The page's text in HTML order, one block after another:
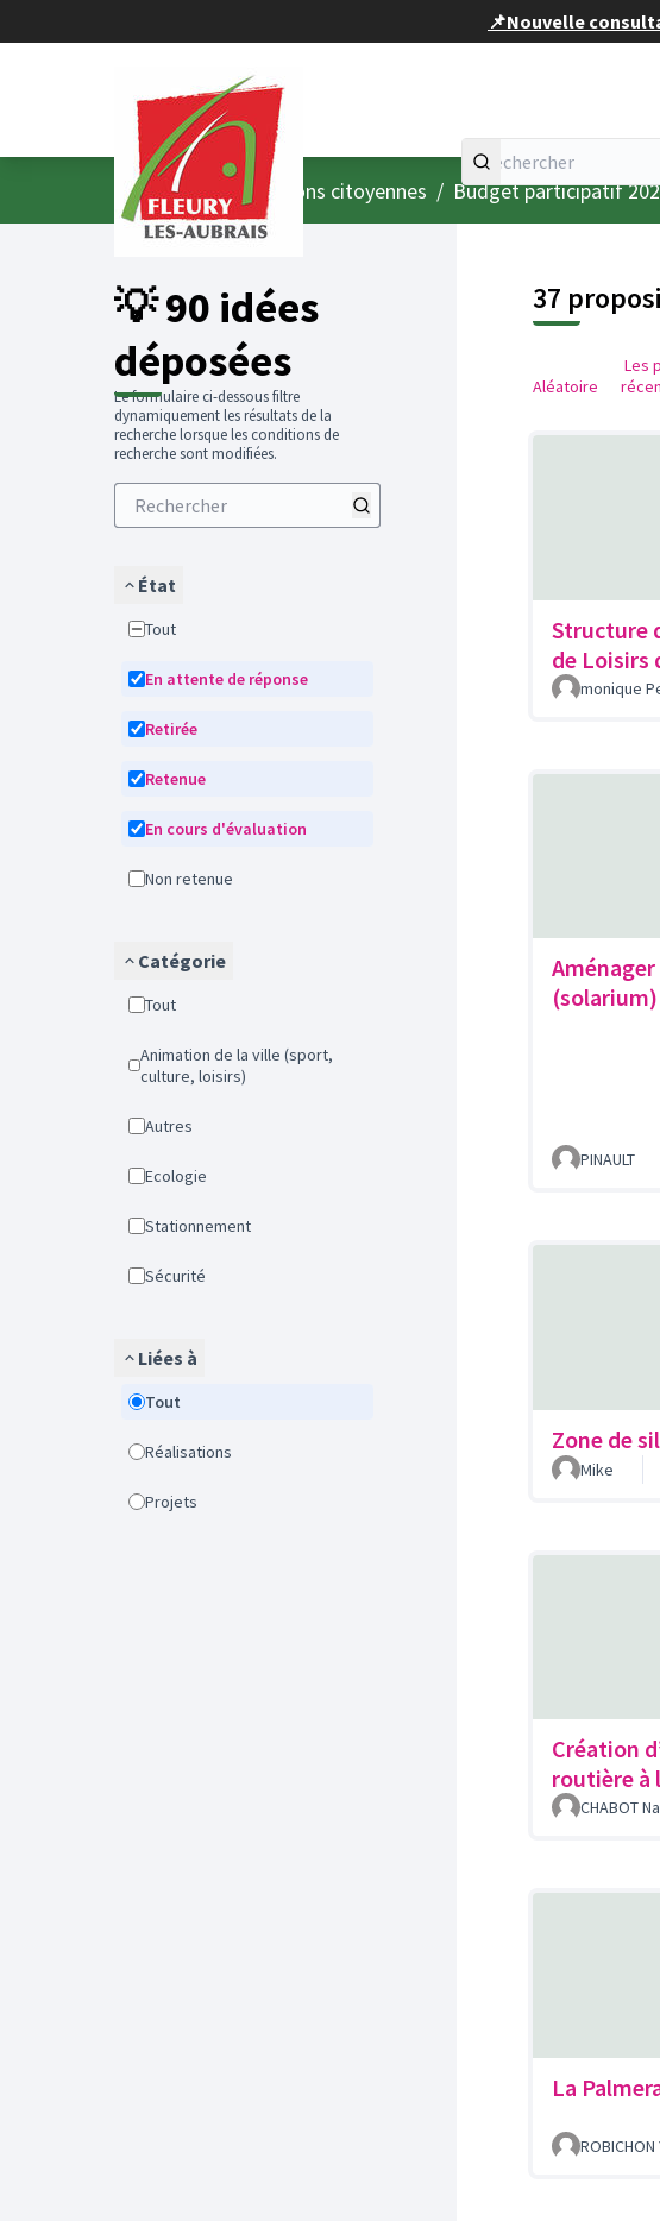
📌Nouvelle
AccueilMenu principal
/ Consultations citoyennes / Budget participatif
💡 90 idées
déposées
Le formulaire ci-dessous filtre
dynamiquement les résultats de la
recherche lorsque les conditions de
recherche sont modifiées.
État
Tout
En attente de réponse
Retirée
Retenue
En cours d'évaluation
Non retenue
Catégorie
Tout
Animation de la ville (sport,
culture, loisirs)
Autres
Ecologie
Stationnement
Sécurité
Liées à
Tout
Réalisations
Projets
37
Aléatoire
Les
Structure
de Loisirs
monique
PINAULT
Zone de
Mike
Création
routière à
CHABOT
La